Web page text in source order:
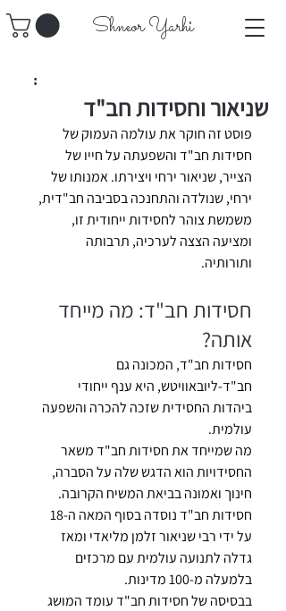
​Shneor Yarhi
שניאור וחסידות חב"ד
פוסט זה חוקר את עולמה העמוק של
חסידות חב"ד והשפעתה על חייו של
הצייר, שניאור ירחי ויצירתו. אמנותו של
ירחי, שנולדה והתחנכה בסביבה חב"דית,
משמשת צוהר לחסידות ייחודית זו,
ומציעה הצצה לערכיה, תרבותה
ותורותיה.
חסידות חב"ד: מה מייחד
אותה?
חסידות חב"ד, המכונה גם
חב"ד-ליובאוויטש, היא ענף ייחודי
ביהדות החסידית שזכה להכרה והשפעה
עולמית.
מה שמייחד את חסידות חב"ד משאר
החסידויות הוא הדגש שלה על הסברה,
חינוך ואמונה בביאת המשיח הקרובה.
על ידי רבי שניאור זלמן מליאדי ומאז
גדלה לתנועה עולמית עם מרכזים
בלמעלה מ-100 מדינות.
בבסיסה של חסידות חב"ד עומד המושג